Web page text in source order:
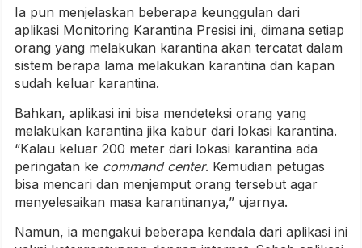
Ia pun menjelaskan beberapa keunggulan dari
aplikasi Monitoring Karantina Presisi ini, dimana setiap
orang yang melakukan karantina akan tercatat dalam
sistem berapa lama melakukan karantina dan kapan
sudah keluar karantina.
Bahkan, aplikasi ini bisa mendeteksi orang yang
melakukan karantina jika kabur dari lokasi karantina.
“Kalau keluar 200 meter dari lokasi karantina ada
peringatan ke command center. Kemudian petugas
bisa mencari dan menjemput orang tersebut agar
menyelesaikan masa karantinanya,” ujarnya.
Namun, ia mengakui beberapa kendala dari aplikasi ini